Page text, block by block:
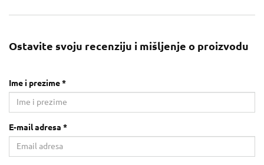
Ostavite svoju recenziju i mišljenje o proizvodu
Ime i prezime *
E-mail adresa *